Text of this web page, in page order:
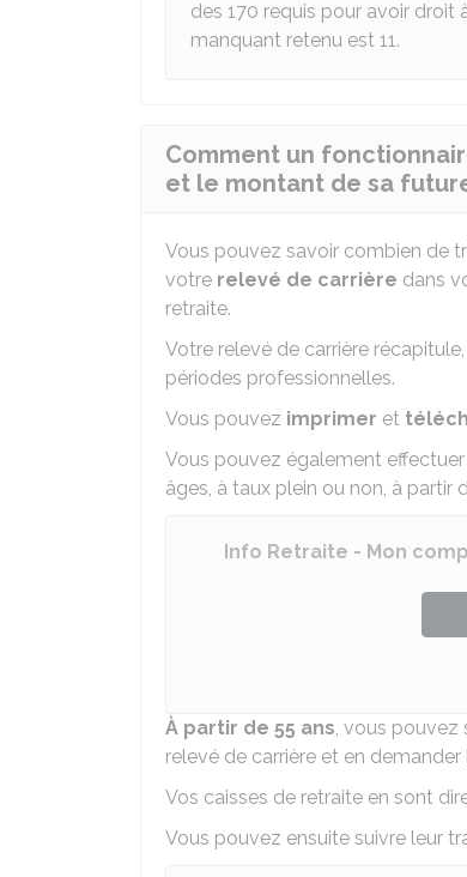
des 170 requis pour avoir droit
manquant retenu est 11.
Comment un
et le montant de sa
Vous pouvez savoir combien de
votre relevé de carrière dans
retraite.
Votre relevé de carrière
périodes professionnelles.
Vous pouvez imprimer et
Vous pouvez également
âges, à taux plein ou non, à partir
Info Retraite - Mon
À partir de 55 ans, vous pouvez
relevé de carrière et en
Vos caisses de retraite en sont
Vous pouvez ensuite suivre leur